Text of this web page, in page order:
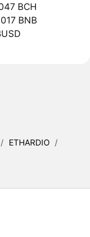
BCH
BNB
/ ETHARDIO /